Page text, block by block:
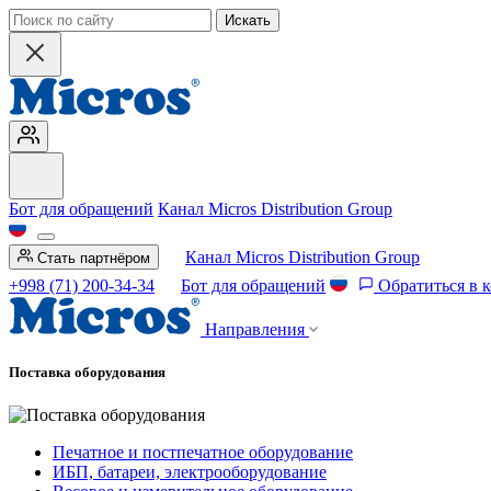
Искать
Бот для обращений Канал Micros Distribution Group
Стать партнёром
Канал Micros Distribution Group
+998 (71) 200-34-34
Бот для обращений Обратиться в
Направления
Поставка оборудования
Печатное и постпечатное оборудование
ИБП, батареи, электрооборудование